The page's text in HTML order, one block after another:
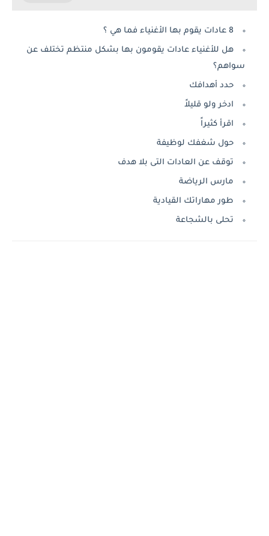
8 عادات يقوم بها الأغنياء فما هي ؟
هل للأغنياء عادات يقومون بها بشكل منتظم تختلف عن
سواهم؟
حدد أهدافك
ادخر ولو قليلاً
اقرأ كثيراً
حول شغفك لوظيفة
توقف عن العادات التى بلا هدف
مارس الرياضة
طور مهاراتك القيادية
تحلى بالشجاعة